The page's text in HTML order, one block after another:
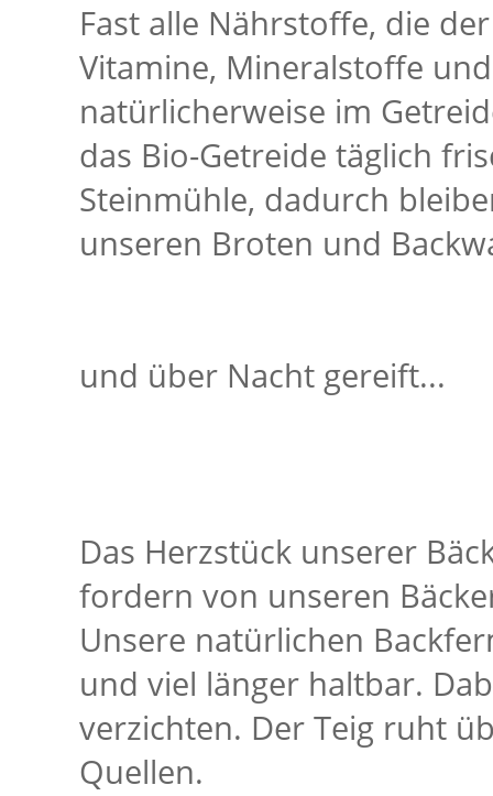
Fast alle Nährstoffe, die
Vitamine, Mineralstoffe
natürlicherweise im
das Bio-Getreide täglich
Steinmühle, dadurch
unseren Broten und
und über Nacht gereift...
Das Herzstück unserer
fordern von unseren
Unsere natürlichen
und viel länger haltbar.
verzichten. Der Teig ruht
Quellen.